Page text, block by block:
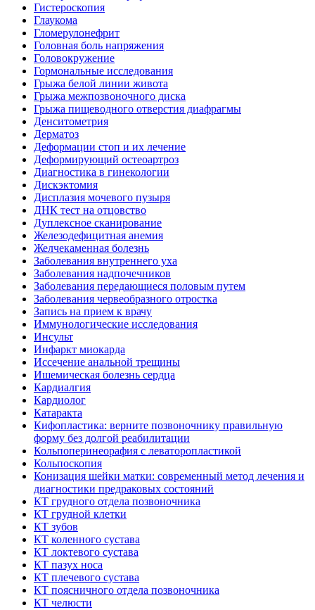
Гистероскопия
Глаукома
Гломерулонефрит
Головная боль напряжения
Головокружение
Гормональные исследования
Грыжа белой линии живота
Грыжа межпозвоночного диска
Грыжа пищеводного отверстия диафрагмы
Денситометрия
Дерматоз
Деформации стоп и их лечение
Деформирующий остеоартроз
Диагностика в гинекологии
Дискэктомия
Дисплазия мочевого пузыря
ДНК тест на отцовство
Дуплексное сканирование
Железодефицитная анемия
Желчекаменная болезнь
Заболевания внутреннего уха
Заболевания надпочечников
Заболевания передающиеся половым путем
Заболевания червеобразного отростка
Запись на прием к врачу
Иммунологические исследования
Инсульт
Инфаркт миокарда
Иссечение анальной трещины
Ишемическая болезнь сердца
Кардиалгия
Кардиолог
Катаракта
Кифопластика: верните позвоночнику правильную
форму без долгой реабилитации
Кольпоперинеорафия с леваторопластикой
Кольпоскопия
Конизация шейки матки: современный метод лечения и
диагностики предраковых состояний
КТ грудного отдела позвоночника
КТ грудной клетки
КТ зубов
КТ коленного сустава
КТ локтевого сустава
КТ пазух носа
КТ плечевого сустава
КТ поясничного отдела позвоночника
КТ челюсти